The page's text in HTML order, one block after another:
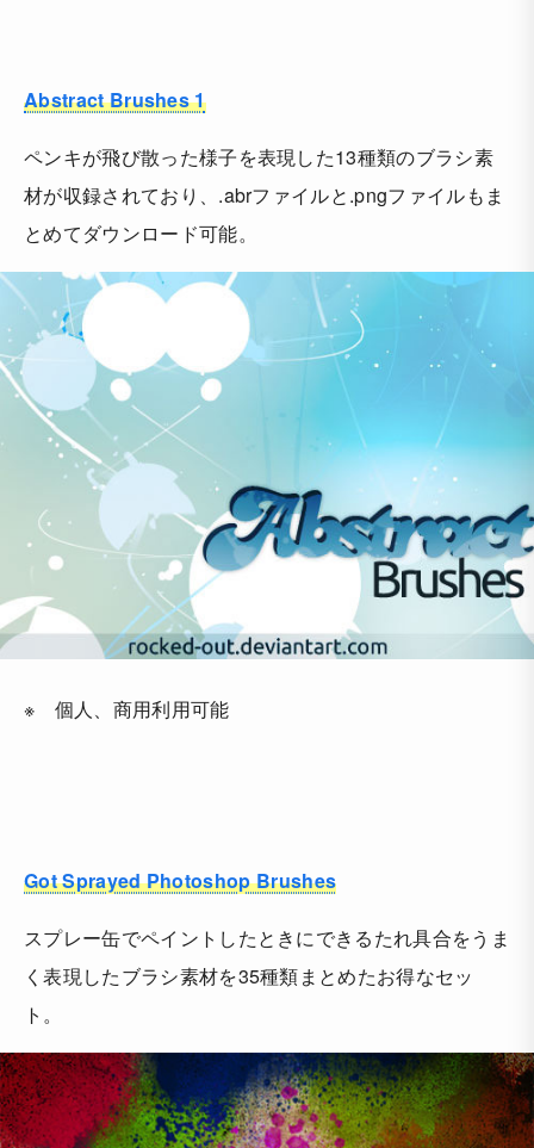
Abstract Brushes 1
ペンキが飛び散った様子を表現した13種類のブラシ素
材が収録されており、.abrファイルと.pngファイルもま
とめてダウンロード可能。
※ 個人、商用利用可能
Got Sprayed Photoshop Brushes
スプレー缶でペイントしたときにできるたれ具合をうま
く表現したブラシ素材を35種類まとめたお得なセッ
ト。